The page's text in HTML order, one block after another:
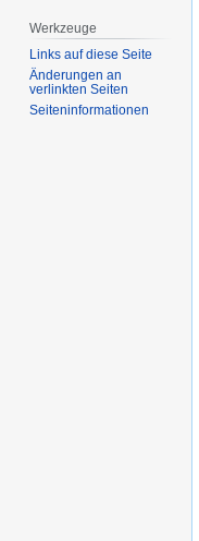
Werkzeuge
Links auf diese Seite
Änderungen an
verlinkten Seiten
Seiten­­informationen